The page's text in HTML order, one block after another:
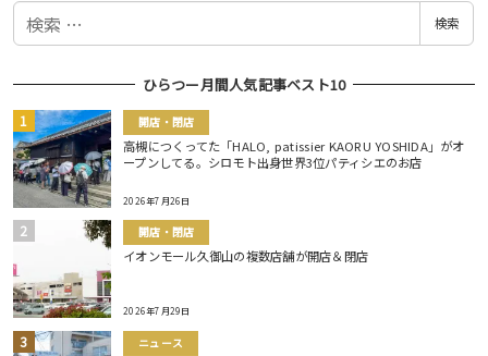
検
検索
ひらつー月間人気記事ベスト10
開店・閉店
高槻につくってた「HALO, patissier KAORU YOSHIDA」がオ
ープンしてる。シロモト出身世界3位パティシエのお店
2026年7月26日
開店・閉店
イオンモール久御山の複数店舗が開店＆閉店
2026年7月29日
ニュース